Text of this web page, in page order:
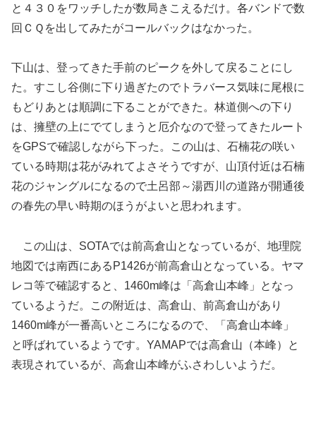
と４３０をワッチしたが数局きこえるだけ。各バンドで数
回ＣＱを出してみたがコールバックはなかった。
下山は、登ってきた手前のピークを外して戻ることにし
た。すこし谷側に下り過ぎたのでトラバース気味に尾根に
もどりあとは順調に下ることができた。林道側への下り
は、擁壁の上にでてしまうと厄介なので登ってきたルート
をGPSで確認しながら下った。この山は、石楠花の咲い
ている時期は花がみれてよさそうですが、山頂付近は石楠
花のジャングルになるので土呂部～湯西川の道路が開通後
の春先の早い時期のほうがよいと思われます。
この山は、SOTAでは前高倉山となっているが、地理院
地図では南西にあるP1426が前高倉山となっている。ヤマ
レコ等で確認すると、1460m峰は「高倉山本峰」となっ
ているようだ。この附近は、高倉山、前高倉山があり
1460m峰が一番高いところになるので、「高倉山本峰」
と呼ばれているようです。YAMAPでは高倉山（本峰）と
表現されているが、高倉山本峰がふさわしいようだ。